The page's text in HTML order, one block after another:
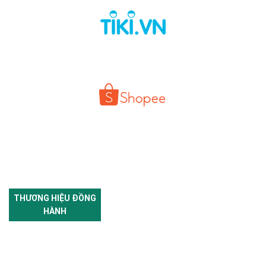
THƯƠNG HIỆU ĐỒNG
HÀNH